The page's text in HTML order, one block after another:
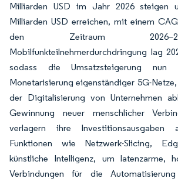
Milliarden USD im Jahr 2026 steigen
Milliarden USD erreichen, mit einem
den Zeitraum
Mobilfunkteilnehmerdurchdringung lag
sodass die Umsatzsteigerung
Monetarisierung eigenständiger 5G-
der Digitalisierung von Unternehmen
Gewinnung neuer menschlicher
verlagern ihre Investitionsausgaben
Funktionen wie Netzwerk-Slicing,
künstliche Intelligenz, um latenzarme,
Verbindungen für die